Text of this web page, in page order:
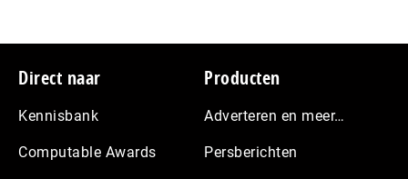
Footer
Direct naar
Kennisbank
Computable Awards
Producten
Adverteren en meer…
Persberichten